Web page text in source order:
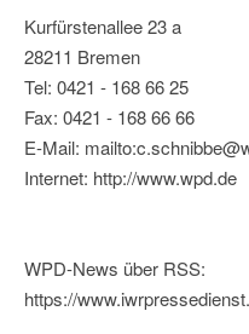
Kurfürstenallee 23 a
28211 Bremen
Tel: 0421 - 168 66 25
Fax: 0421 - 168 66 66
E-Mail:
Internet: http://www.wpd.de
WPD-News über RSS:
https://